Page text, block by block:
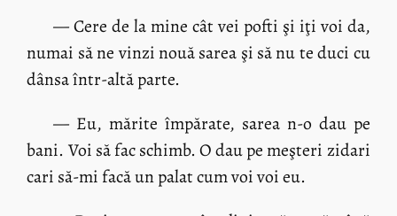
— Cere de la mine cât vei pofti şi iţi voi da,
numai să ne vinzi nouă sarea şi să nu te duci cu
dânsa într-altă parte.
— Eu, mărite împărate, sarea n-o dau pe
bani. Voi să fac schimb. O dau pe meşteri zidari
cari să-mi facă un palat cum voi voi eu.